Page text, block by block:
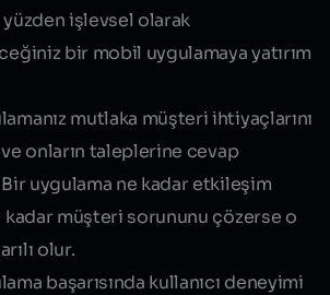
yüzden işlevsel olarak
bir mobil uygulamaya yatırım
mutlaka müşteri ihtiyaçlarını
ve onların taleplerine cevap
uygulama ne kadar etkileşim
kadar müşteri sorununu çözerse o
olur.
başarısında kullanıcı deneyimi